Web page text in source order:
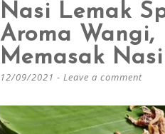
Nasi Lemak
Aroma Wangi,
Memasak
12/09/2021 Leave a comment